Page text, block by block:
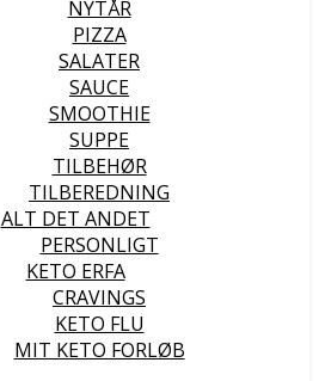
NYTÅR
PIZZA
SALATER
SAUCE
SMOOTHIE
SUPPE
TILBEHØR
TILBEREDNING
ALT DET ANDET
PERSONLIGT
KETO ERFA
CRAVINGS
KETO FLU
MIT KETO FORLØB